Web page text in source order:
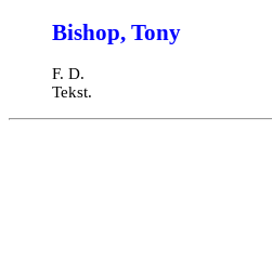
Bishop, Tony
F. D.
Tekst.